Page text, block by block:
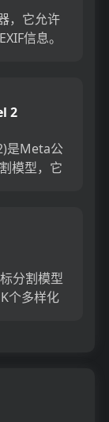
，它允许
信息。
2
是Meta公
模型，它
分割模型
个多样化